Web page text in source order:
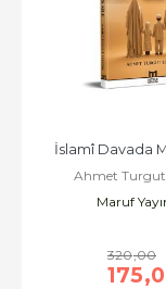
İslamî Davada
Ahmet
Maruf
320,00
175